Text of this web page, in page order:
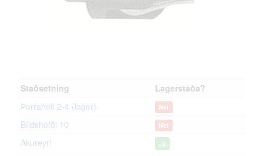
Staðsetning
Lagerstaða?
Þorraholt 2-4 (lager)
Nei
Bíldshöfði 10 Nei
Akureyri Já